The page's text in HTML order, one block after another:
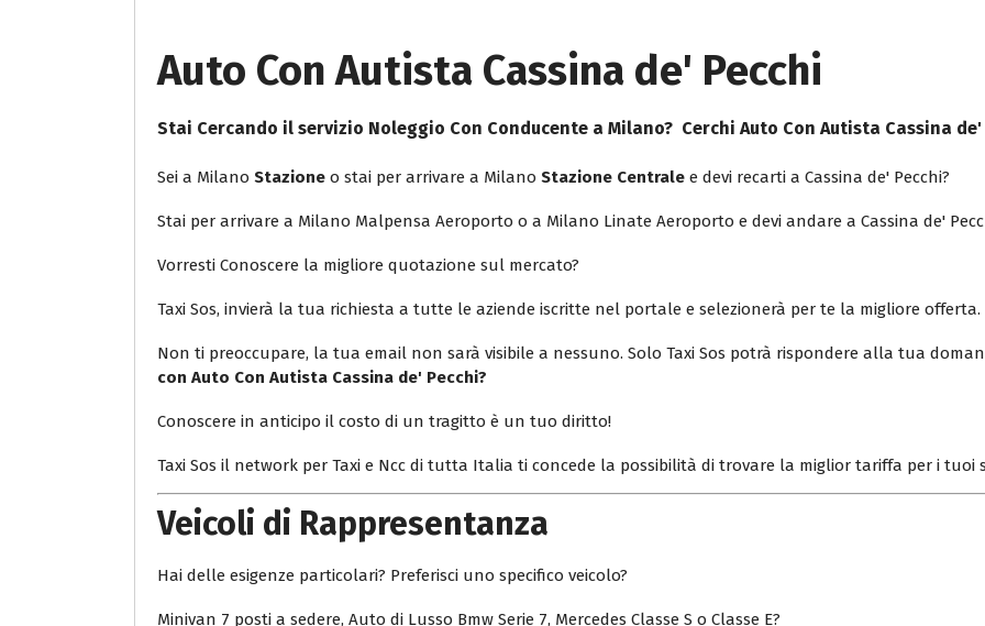
Auto Con Autista Cassina de' Pecchi
Stai Cercando il servizio Noleggio Con Conducente a Milano? Cerchi Auto Con Autista Cassina de'
Sei a Milano Stazione o stai per arrivare a Milano Stazione Centrale e devi recarti a Cassina de' Pecchi?
Stai per arrivare a Milano Malpensa Aeroporto o a Milano Linate Aeroporto e devi andare a Cassina de'
Vorresti Conoscere la migliore quotazione sul mercato?
Taxi Sos, invierà la tua richiesta a tutte le aziende iscritte nel portale e selezionerà per te la migliore offerta.
Non ti preoccupare, la tua email non sarà visibile a nessuno. Solo Taxi Sos potrà rispondere alla tua
con Auto Con Autista Cassina de' Pecchi?
Conoscere in anticipo il costo di un tragitto è un tuo diritto!
Taxi Sos il network per Taxi e Ncc di tutta Italia ti concede la possibilità di trovare la miglior tariffa per i tuoi
Veicoli di Rappresentanza
Hai delle esigenze particolari? Preferisci uno specifico veicolo?
Minivan 7 posti a sedere, Auto di Lusso Bmw Serie 7, Mercedes Classe S o Classe E?